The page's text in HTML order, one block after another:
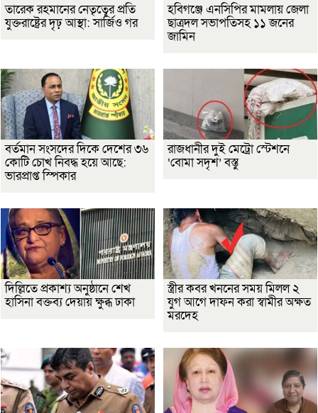
তারেক রহমানের নেতৃত্বের প্রতি
যুক্তরাষ্ট্রের দৃঢ় আস্থা: সার্জিও গর
হবিগঞ্জে এনসিপির মামলায় জেলা
ছাত্রদল সভাপতিসহ ১১ জনের
জামিন
বর্তমান সংসদের দিকে দেশের ৩৬
কোটি চোখ নিবদ্ধ হয়ে আছে:
ভারপ্রাপ্ত স্পিকার
রাজধানীর দুই মেট্রো স্টেশনে
‘বোমা সদৃশ’ বস্তু
দিল্লিতে প্রকাশ্য অনুষ্ঠানে শেখ
হাসিনা বক্তব্য দেয়ায় ক্ষুব্ধ ঢাকা
স্ত্রীর কবর খননের সময় মিলল ২
যুগ আগে দাফন করা স্বামীর অক্ষত
মরদেহ